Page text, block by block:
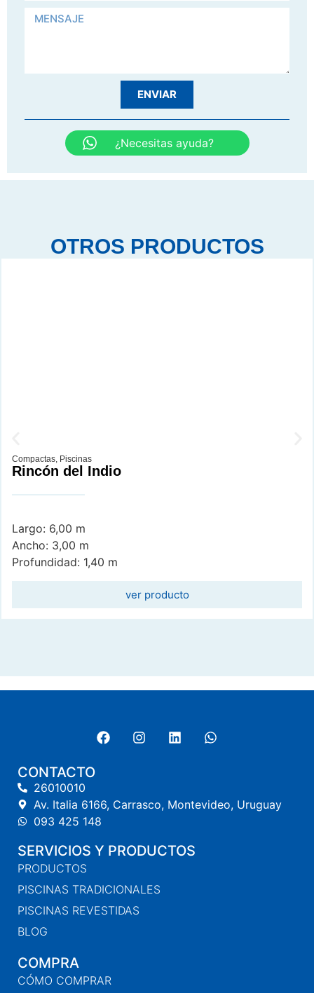
ENVIAR
¿Necesitas ayuda?
OTROS PRODUCTOS
Compactas Piscinas
Rincón del Indio
Largo: 6,00 m
Ancho: 3,00 m
Profundidad: 1,40 m
ver producto
CONTACTO
26010010
Av. Italia 6166, Carrasco, Montevideo, Uruguay
093 425 148
SERVICIOS Y PRODUCTOS
PRODUCTOS
PISCINAS TRADICIONALES
PISCINAS REVESTIDAS
BLOG
COMPRA
CÓMO COMPRAR